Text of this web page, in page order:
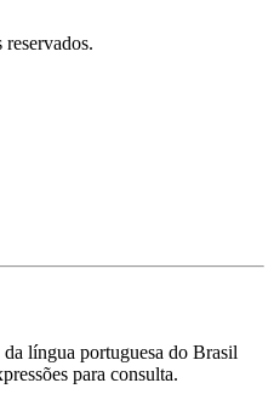
língua portuguesa do Brasil
para consulta.